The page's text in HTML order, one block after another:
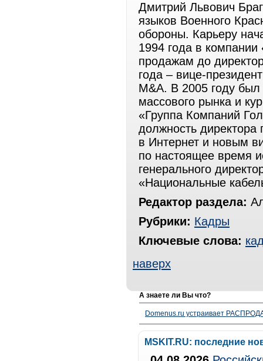
Дмитрий Львович
языков Военного
обороны. Карьеру
1994 года в
продажам до
года – вице-
M&A. В 2005 году
массового рынка и
«Группа Компаний
должность директора
в Интернет и новым
по настоящее время
генерального
«Национальные
Редактор раздела:
Рубрики: Кадры
Ключевые слова:
наверх
А знаете ли Вы что?
Domenus.ru устраивает
MSKIT.RU: последние